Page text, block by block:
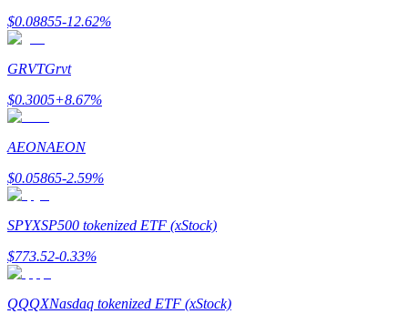
合約指南
$0.08855-12.62%
GRVTGrvt
$0.3005+8.67%
AEONAEON
$0.05865-2.59%
SPYXSP500 tokenized ETF (xStock)
$773.52-0.33%
QQQXNasdaq tokenized ETF (xStock)